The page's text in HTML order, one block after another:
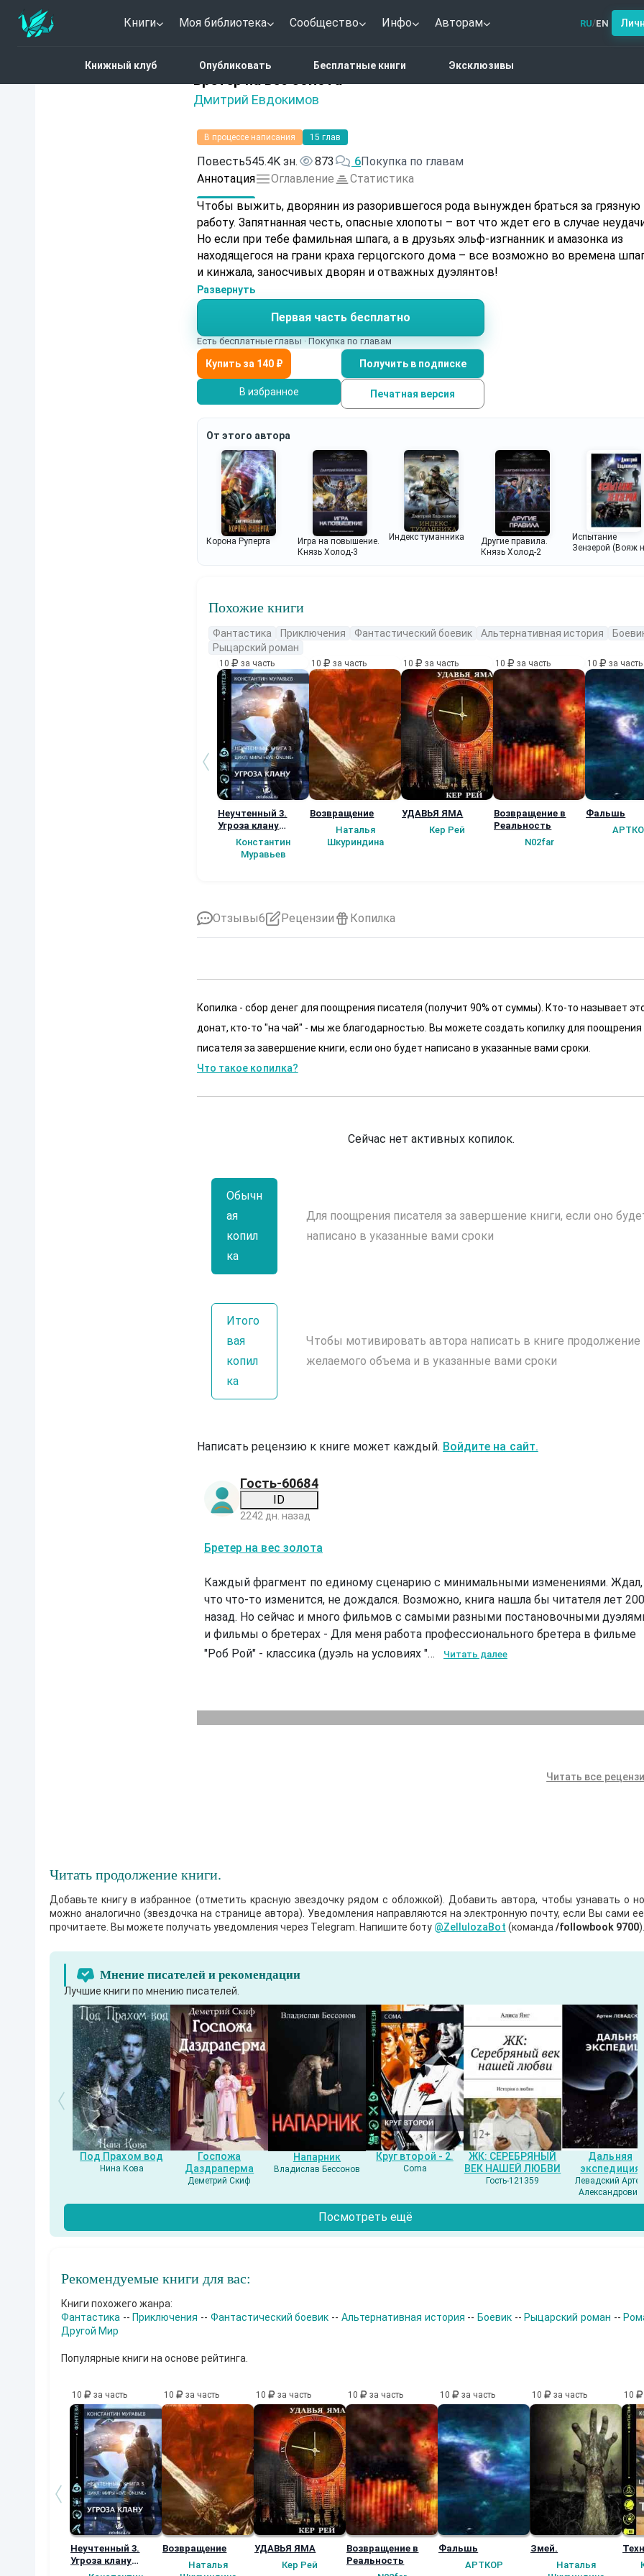
Книги Моя библиотека Сообщество Инфо Авторам RU/EN
Книжный клуб Опубликовать Бесплатные книги Эксклюзивы
Бретер на вес золота
Дмитрий Евдокимов
4.2 (5)
В процессе написания 15 глав
Повесть545.4K зн. 873 6Покупка по главам
Аннотация
Оглавление
Статистика
Чтобы выжить, дворянин из разорившегося рода вынужден браться за грязную
работу. Запятнанная честь, опасные хлопоты – вот что ждет его в случае
Но если при тебе фамильная шпага, а в друзьях эльф-изгнанник и амазонка из
находящегося на грани краха герцогского дома – все возможно во времена
и кинжала, заносчивых дворян и отважных дуэлянтов!
Развернуть
Первая часть бесплатно
Есть бесплатные главы · Покупка по главам
Получить в подписке
В избранное Печатная версия
От этого автора
Корона Руперта
Игра на повышение.
Князь Холод-3
Индекс туманника
Другие правила.
Князь Холод-2
Испытание
Зензерой (Вояж
Похожие книги
Фантастика Приключения Фантастический боевик Альтернативная история
Рыцарский роман
10 за часть
Неучтенный 3.
Угроза клану
(Альтернативное
продолжение)
Константин
Муравьев
10 за часть
Возвращение
Наталья
Шкуриндина
10 за часть
УДАВЬЯ ЯМА
Кер Рей
10 за часть
Возвращение в
Реальность
N02far
10 за часть
Фальшь
Отзывы6 Рецензии Копилка
Копилка - сбор денег для поощрения писателя (получит 90% от суммы). Кто-то называет
донат, кто-то "на чай" - мы же благодарностью. Вы можете создать копилку для поощрения
писателя за завершение книги, если оно будет написано в указанные вами сроки.
Что такое копилка?
Сейчас нет активных копилок.
Обычн
ая
копил
ка
Для поощрения писателя за завершение книги, если оно
написано в указанные вами сроки
Итого
вая
копил
ка
Чтобы мотивировать автора написать в книге продолжение
желаемого объема и в указанные вами сроки
Написать рецензию к книге может каждый. Войдите на сайт.
Гость-60684
ID
2242 дн. назад
Б
р
т
е
р
н
а
в
е
с
а
е
т
п
о
е
н
о
м
у
с
ц
е
н
а
р
и
ю
с
м
и
н
и
м
а
л
м
м
е
м
Ж
д
а
л
т
о
ч
т
о
-
т
о
и
з
Бретер на вес золота
Каждый фрагмент по единому сценарию с минимальными изменениями. Ждал,
что что-то изменится, не дождался. Возможно, книга нашла бы читателя лет 200
назад. Но сейчас и много фильмов с самыми разными постановочными
и фильмы о бретерах - Для меня работа профессионального бретера в фильме
"Роб Рой" - классика (дуэль на условиях "…
Читать далее
Читать все
Читать продолжение книги.
Добавьте книгу в избранное (отметить красную звездочку рядом с обложкой). Добавить автора, чтобы узнавать о
можно аналогично (звездочка на странице автора). Уведомления направляются на электронную почту, если Вы сами
прочитаете. Вы можете получать уведомления через Telegram. Напишите боту @ZellulozaBot (команда /followbook 9700).
Мнение писателей и рекомендации
Лучшие книги по мнению писателей.
Под Прахом вод
Нина Кова
Госпожа
Даздраперма
Деметрий Скиф
Напарник
Владислав Бессонов
Круг второй - 2.
Coma
ЖК: СЕРЕБРЯНЫЙ
ВЕК НАШЕЙ ЛЮБВИ
Гость-121359
Дальняя
экспедиция
Левадский
Александрович
Посмотреть ещё
Рекомендуемые книги для вас:
Книги похожего жанра:
Фантастика -- Приключения -- Фантастический боевик -- Альтернативная история -- Боевик-- Рыцарский роман --
Другой Мир
Популярные книги на основе рейтинга.
10 за часть
Неучтенный 3.
Угроза клану
(Альтернативное
10 за часть
Возвращение
Наталья
10 за часть
УДАВЬЯ ЯМА
Кер Рей
10 за часть
Возвращение в
Реальность
10 за часть
Фальшь
АРТКОР
10 за часть
Змей.
Наталья
10